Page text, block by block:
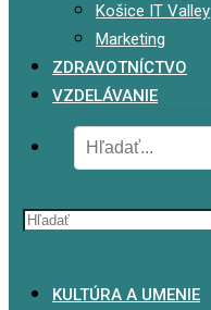
Košice IT Valley
Marketing
ZDRAVOTNÍCTVO
VZDELÁVANIE
KULTÚRA A UMENIE